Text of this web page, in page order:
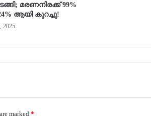
മരണനിരക്ക് 99%
ആയി കുറച്ചു!
2025
marked*